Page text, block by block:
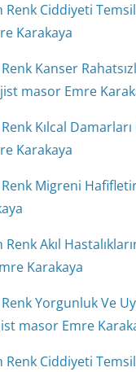
Renk Ciddiyeti
Karakaya
Kanser
masor Emre
Kılcal
Karakaya
Renk Migreni
Renk Akıl
Karakaya
Yorgunluk Ve
masor Emre
Renk Ciddiyeti